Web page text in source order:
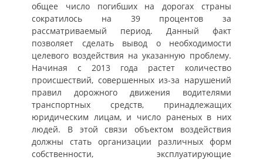
общее число погибших на дорогах страны
сократилось на 39 процентов за
рассматриваемый период. Данный факт
позволяет сделать вывод о необходимости
целевого воздействия на указанную проблему.
Начиная с 2013 года растет количество
происшествий, совершенных из-за нарушений
правил дорожного движения водителями
транспортных средств, принадлежащих
юридическим лицам, и число раненых в них
людей. В этой связи объектом воздействия
должны стать организации различных форм
собственности, эксплуатирующие